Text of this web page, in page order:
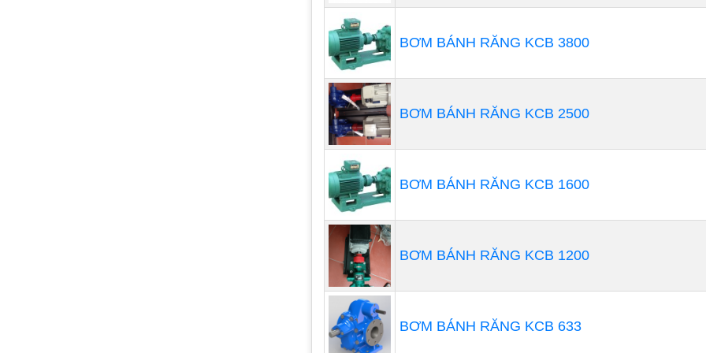
4. Loại hóa chất cần bơm
Có rất nhiều loại hóa chất khác nhau, có những loại độ ăn
máy bơm nào phù hợp với hóa chất để tuổi thọ của máy bơm
5. Môi trường hoạt động của máy bơm
Đây cũng là điều cần quan tâm khi mua máy bơm hóa chất
làm việc chúng ta sẽ chọn bơm phù hợp. Môi trường làm việc
hoặc trong nhà, nơi nhiệt độ cao, môi trường khắc nghiệt… Vì
đến hiệu suất của máy bơm hóa chất định lượng. Đồng thời,
BƠM BÁNH RĂNG KCB 3800
BƠM BÁNH RĂNG KCB 2500
BƠM BÁNH RĂNG KCB 1600
BƠM BÁNH RĂNG KCB 1200
BƠM BÁNH RĂNG KCB 633